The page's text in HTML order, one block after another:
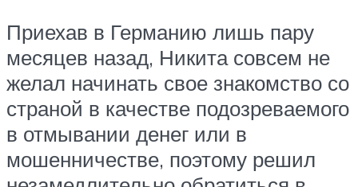
Приехав в Германию лишь пару
месяцев назад, Никита совсем не
желал начинать свое знакомство со
страной в качестве подозреваемого
в отмывании денег или в
мошенничестве, поэтому решил